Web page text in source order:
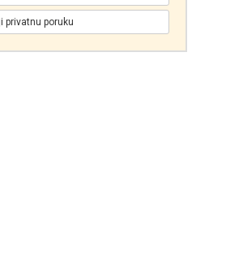
privatnu poruku